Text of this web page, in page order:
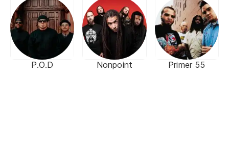
P.O.D Nonpoint Primer 55